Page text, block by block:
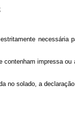
necessária
impressa
no solado, a